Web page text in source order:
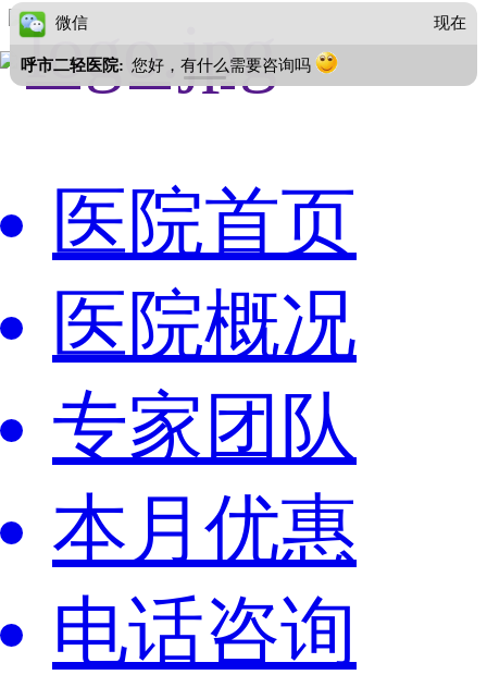
医院首页
医院概况
专家团队
本月优惠
电话咨询
微信 现在
呼市二轻医院: 您好，有什么需要咨询吗